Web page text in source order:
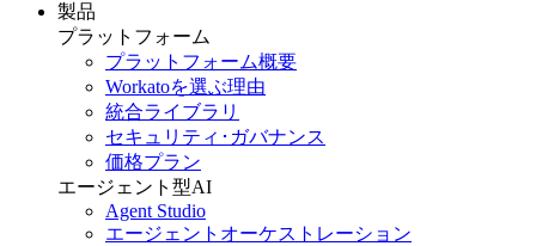
製品
プラットフォーム
プラットフォーム概要
Workatoを選ぶ理由
統合ライブラリ
セキュリティ･ガバナンス
価格プラン
エージェント型AI
Agent Studio
エージェントオーケストレーション